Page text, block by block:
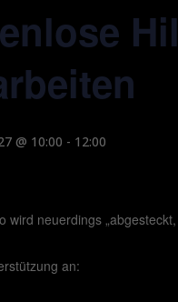
@ 10:00 - 12:00
wird neuerdings
an: